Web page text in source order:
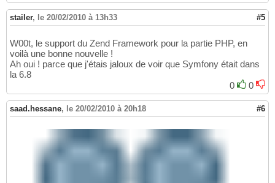
stailer, le 20/02/2010 à 13h33 #5
W00t, le support du Zend Framework pour la partie PHP, en
voilà une bonne nouvelle !
Ah oui ! parce que j'étais jaloux de voir que Symfony était dans
la 6.8
0
0
saad.hessane, le 20/02/2010 à 20h18 #6